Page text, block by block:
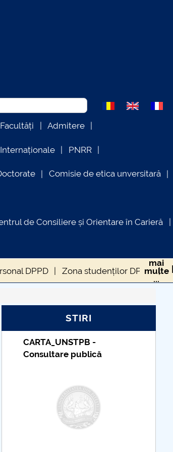
Admitere
PNRR
Comisie de etica unversitară
de Consiliere și Orientare în Carieră
DPPD Zona studenților DPPD
mai
multe
...
STIRI
Taxe de școlarizare
indexate – Centrul